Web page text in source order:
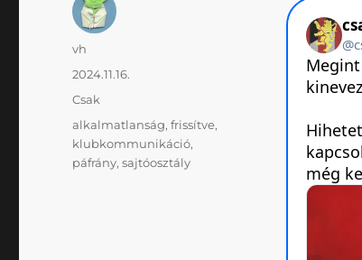
Szerző
vh
Közzétéve
2024.11.16.
Kategória
Csak
Címke
alkalmatlanság,frissítve,
klubkommunikáció,
páfrány,sajtóosztály